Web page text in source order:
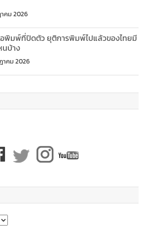
คม 2026
พิมพ์ที่ปิดตัว ยุติการพิมพ์ไปแล้วของไทยมี
นบ้าง
าคม 2026